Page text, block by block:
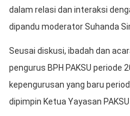
dalam relasi dan interaksi
dipandu moderator Suhanda
Seusai diskusi, ibadah dan
pengurus BPH PAKSU periode
kepengurusan yang baru
dipimpin Ketua Yayasan